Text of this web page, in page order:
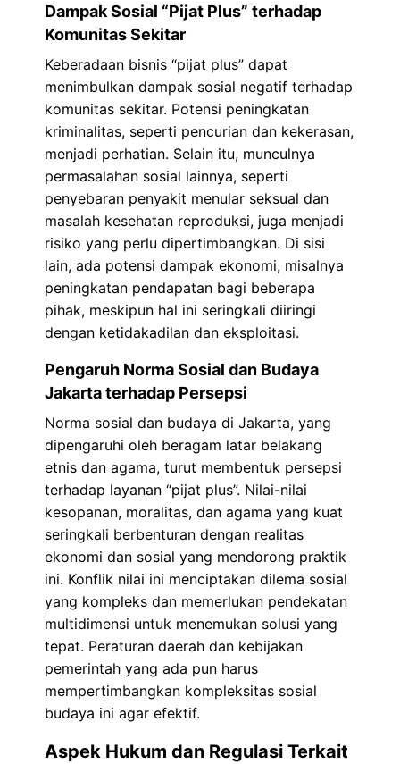
Dampak Sosial “Pijat Plus” terhadap
Komunitas Sekitar
Keberadaan bisnis “pijat plus” dapat
menimbulkan dampak sosial negatif terhadap
komunitas sekitar. Potensi peningkatan
kriminalitas, seperti pencurian dan kekerasan,
menjadi perhatian. Selain itu, munculnya
permasalahan sosial lainnya, seperti
penyebaran penyakit menular seksual dan
masalah kesehatan reproduksi, juga menjadi
risiko yang perlu dipertimbangkan. Di sisi
lain, ada potensi dampak ekonomi, misalnya
peningkatan pendapatan bagi beberapa
pihak, meskipun hal ini seringkali diiringi
dengan ketidakadilan dan eksploitasi.
Pengaruh Norma Sosial dan Budaya
Jakarta terhadap Persepsi
Norma sosial dan budaya di Jakarta, yang
dipengaruhi oleh beragam latar belakang
etnis dan agama, turut membentuk persepsi
terhadap layanan “pijat plus”. Nilai-nilai
kesopanan, moralitas, dan agama yang kuat
seringkali berbenturan dengan realitas
ekonomi dan sosial yang mendorong praktik
ini. Konflik nilai ini menciptakan dilema sosial
yang kompleks dan memerlukan pendekatan
multidimensi untuk menemukan solusi yang
tepat. Peraturan daerah dan kebijakan
pemerintah yang ada pun harus
mempertimbangkan kompleksitas sosial
budaya ini agar efektif.
Aspek Hukum dan Regulasi Terkait